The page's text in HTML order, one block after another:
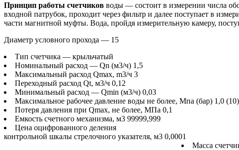
Принцип работы счетчиков воды — состоит в измерении числа
входной патрубок, проходит через фильтр и далее поступает в
части магнитной муфты. Вода, пройдя измерительную камеру,
Диаметр условного прохода — 15
Тип счетчика — крыльчатый
Номинальный расход — Qn (м3/ч) 1,5
Максимальный расход Qmax, m3/ч 3
Переходный расход Qt, м3/ч 0,12
Минимальный расход — Qmin (м3/ч) 0,03
Максимальное рабочее давление воды не более, Мпа (бар) 1,0
Потеря давления при Qmax, не более, МПа 0,1
Емкость счетного механизма, м3 99999,999
Цена оцифрованного деления
контрольной шкалы стрелочного указателя, м3 0,0001
Масса